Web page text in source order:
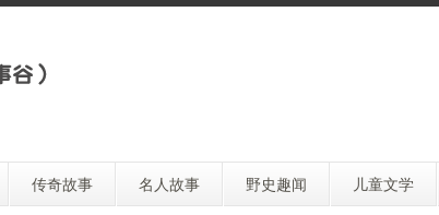
传奇故事 名人故事 野史趣闻 儿童文学